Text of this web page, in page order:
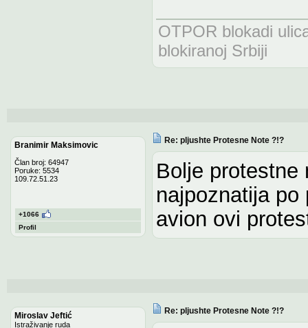
OTPOR blokadi
blokiranoj Srbiji
Branimir Maksimovic
Član broj: 64947
Poruke: 5534
109.72.51.23
+1066
Profil
Re: pljushte Protesne Note ?!?
Bolje protestne
najpoznatija
avion ovi
Miroslav Jeftić
Istraživanje ruda
Re: pljushte Protesne Note ?!?